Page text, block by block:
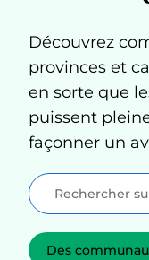
Découvrez
provinces et
en sorte que
puissent
façonner un
Rechercher:
Select a Category: